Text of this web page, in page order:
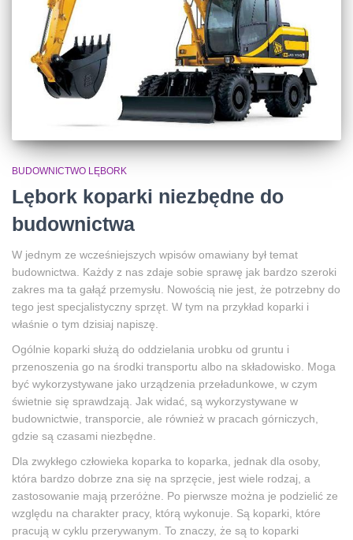
BUDOWNICTWO LĘBORK
Lębork koparki niezbędne do
budownictwa
W jednym ze wcześniejszych wpisów omawiany był temat
budownictwa. Każdy z nas zdaje sobie sprawę jak bardzo szeroki
zakres ma ta gałąź przemysłu. Nowością nie jest, że potrzebny do
tego jest specjalistyczny sprzęt. W tym na przykład koparki i
właśnie o tym dzisiaj napiszę.
Ogólnie koparki służą do oddzielania urobku od gruntu i
przenoszenia go na środki transportu albo na składowisko. Moga
być wykorzystywane jako urządzenia przeładunkowe, w czym
świetnie się sprawdzają. Jak widać, są wykorzystywane w
budownictwie, transporcie, ale również w pracach górniczych,
gdzie są czasami niezbędne.
Dla zwykłego człowieka koparka to koparka, jednak dla osoby,
która bardzo dobrze zna się na sprzęcie, jest wiele rodzaj, a
zastosowanie mają przeróżne. Po pierwsze można je podzielić ze
względu na charakter pracy, którą wykonuje. Są koparki, które
pracują w cyklu przerywanym. To znaczy, że są to koparki